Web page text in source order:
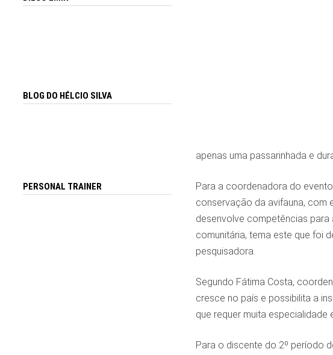
apenas uma passarinhada e
Para a coordenadora do
conservação da avifauna, com
desenvolve competências
comunitária, tema este que foi
pesquisadora.
Segundo Fátima Costa,
cresce no país e possibilita a
que requer muita
Para o discente do 2º período
BLOG DO HÉLCIO SILVA
PERSONAL TRAINER